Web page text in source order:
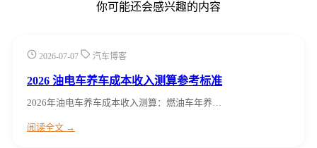
你可能还会感兴趣的内容
2026-07-07 汽车博客
2026 油电车养车成本收入测算参考标准
2026年油电车养车成本收入测算：燃油车年养…
阅读全文 →